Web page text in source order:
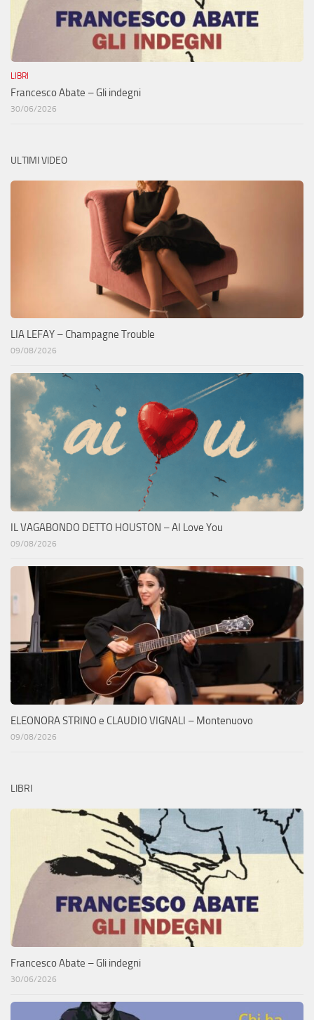
LIBRI
Francesco Abate – Gli indegni
30/06/2026
ULTIMI VIDEO
LIA LEFAY – Champagne Trouble
09/08/2026
IL VAGABONDO DETTO HOUSTON – AI Love You
09/08/2026
ELEONORA STRINO e CLAUDIO VIGNALI – Montenuovo
09/08/2026
LIBRI
Francesco Abate – Gli indegni
30/06/2026